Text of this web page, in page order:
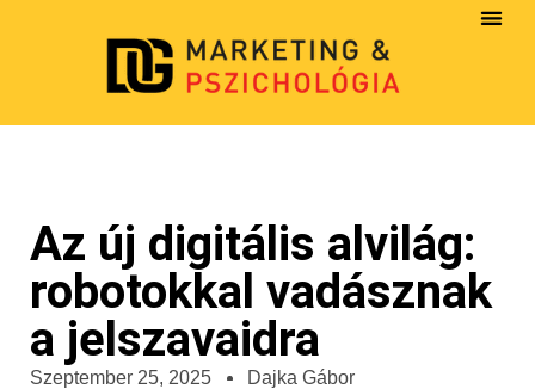
Az új digitális alvilág:
robotokkal vadásznak
a jelszavaidra
Szeptember 25, 2025 Dajka Gábor